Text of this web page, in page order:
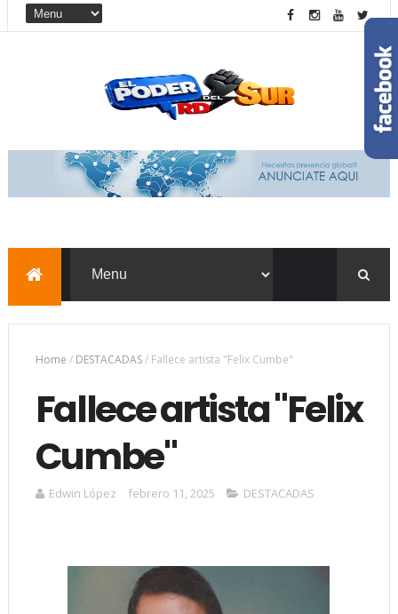
Home / DESTACADAS/ Fallece artista "Felix Cumbe"
Fallece artista "Felix
Cumbe"
Edwin López febrero 11, 2025 DESTACADAS